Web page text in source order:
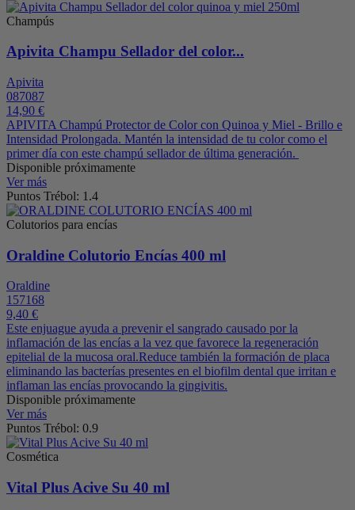
Champús
Apivita Champu Sellador del color...
Apivita
087087
14,90 €
APIVITA Champú Protector de Color con Quinoa y Miel - Brillo e
Intensidad Prolongada. Mantén la intensidad de tu color como el
primer día con este champú sellador de última generación.
Disponible próximamente
Ver más
Puntos Trébol: 1.4
Colutorios para encías
Oraldine Colutorio Encías 400 ml
Oraldine
157168
9,40 €
Este enjuague ayuda a prevenir el sangrado causado por la
inflamación de las encías a la vez que favorece la regeneración
epitelial de la mucosa oral.Reduce también la formación de placa
eliminando las bacterías presentes en el biofilm dental que irritan e
inflaman las encías provocando la gingivitis.
Disponible próximamente
Ver más
Puntos Trébol: 0.9
Cosmética
Vital Plus Acive Su 40 ml